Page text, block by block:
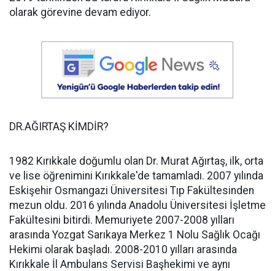
olarak görevine devam ediyor.
DR.AĞIRTAŞ KİMDİR?
1982 Kırıkkale doğumlu olan Dr. Murat Ağırtaş, ilk, orta
ve lise öğrenimini Kırıkkale'de tamamladı. 2007 yılında
Eskişehir Osmangazi Üniversitesi Tıp Fakültesinden
mezun oldu. 2016 yılında Anadolu Üniversitesi İşletme
Fakültesini bitirdi. Memuriyete 2007-2008 yılları
arasında Yozgat Sarıkaya Merkez 1 Nolu Sağlık Ocağı
Hekimi olarak başladı. 2008-2010 yılları arasında
Kırıkkale İl Ambulans Servisi Başhekimi ve aynı